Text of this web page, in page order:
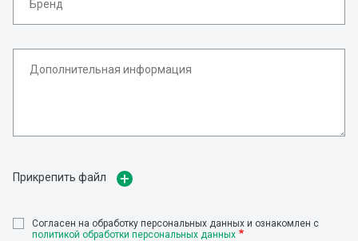
Прикрепить файл
Cогласен на обработку персональных данных и ознакомлен с
политикой обработки персональных данных